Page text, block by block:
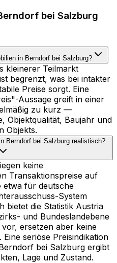
bei Salzburg
in Berndorf bei Salzburg?
kleinerer Teilmarkt
begrenzt, was bei intakter
Preise sorgt. Eine
Aussage greift in einer
zu kurz —
Objektqualität, Baujahr und
Objekts.
Berndorf bei Salzburg realistisch?
keine
Transaktionspreise auf
etwa für deutsche
System
bietet die Statistik Austria
und Bundeslandebene
ersetzen aber keine
seriöse Preisindikation
bei Salzburg ergibt
Lage und Zustand.